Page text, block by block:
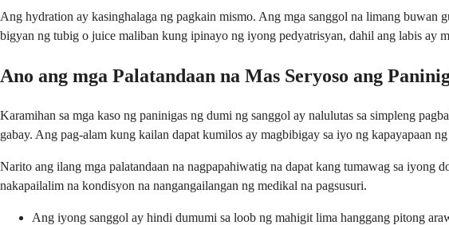
Ang hydration ay kasinghalaga ng pagkain mismo. Ang mga sanggol na limang buwan
bigyan ng tubig o juice maliban kung ipinayo ng iyong pedyatrisyan, dahil ang labis ay
Ano ang mga Palatandaan na Mas Seryoso ang
Karamihan sa mga kaso ng paninigas ng dumi ng sanggol ay nalulutas sa simpleng
gabay. Ang pag-alam kung kailan dapat kumilos ay magbibigay sa iyo ng kapayapaan
Narito ang ilang mga palatandaan na nagpapahiwatig na dapat kang tumawag sa iyong
nakapailalim na kondisyon na nangangailangan ng medikal na pagsusuri.
Ang iyong sanggol ay hindi dumumi sa loob ng mahigit lima hanggang pitong